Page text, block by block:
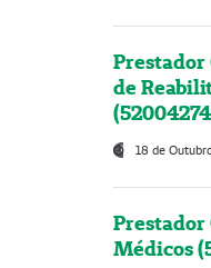
Prestador
de
18 de
Prestador
Médicos